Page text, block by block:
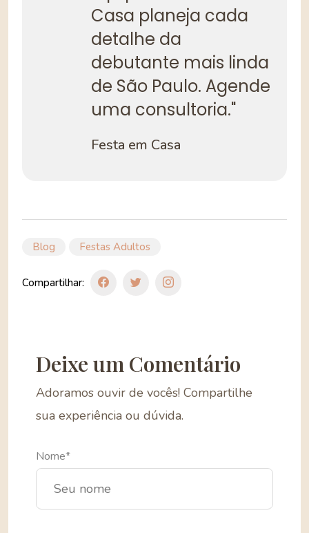
Casa planeja cada
detalhe da
debutante mais linda
de São Paulo. Agende
uma consultoria."
Festa em Casa
Blog Festas Adultos
Compartilhar:
Deixe um Comentário
Adoramos ouvir de vocês! Compartilhe
sua experiência ou dúvida.
Nome*